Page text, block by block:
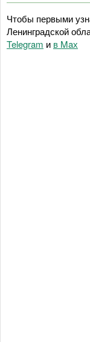
Чтобы первыми
Ленинградской
Telegram и в Maх